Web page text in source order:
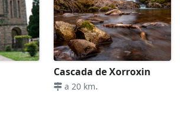
Cascada de Xorroxin
a 20 km.